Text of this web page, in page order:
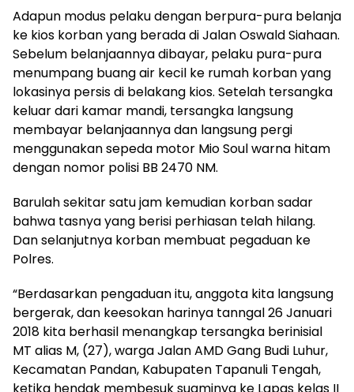
Adapun modus pelaku dengan berpura-pura belanja
ke kios korban yang berada di Jalan Oswald Siahaan.
Sebelum belanjaannya dibayar, pelaku pura-pura
menumpang buang air kecil ke rumah korban yang
lokasinya persis di belakang kios. Setelah tersangka
keluar dari kamar mandi, tersangka langsung
membayar belanjaannya dan langsung pergi
menggunakan sepeda motor Mio Soul warna hitam
dengan nomor polisi BB 2470 NM.
Barulah sekitar satu jam kemudian korban sadar
bahwa tasnya yang berisi perhiasan telah hilang.
Dan selanjutnya korban membuat pegaduan ke
Polres.
“Berdasarkan pengaduan itu, anggota kita langsung
bergerak, dan keesokan harinya tanngal 26 Januari
2018 kita berhasil menangkap tersangka berinisial
MT alias M, (27), warga Jalan AMD Gang Budi Luhur,
Kecamatan Pandan, Kabupaten Tapanuli Tengah,